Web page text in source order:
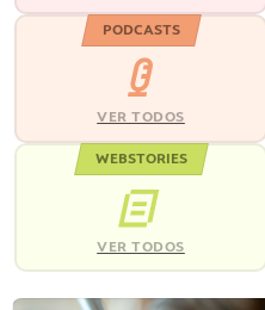
PODCASTS
VER TODOS
WEBSTORIES
VER TODOS